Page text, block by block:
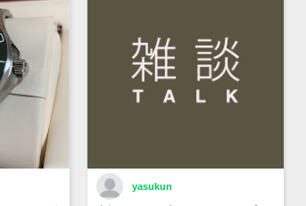
yasukun